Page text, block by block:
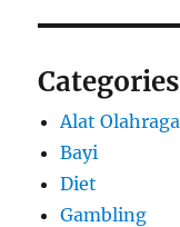
Categories
Alat Olahraga
Bayi
Diet
Gambling